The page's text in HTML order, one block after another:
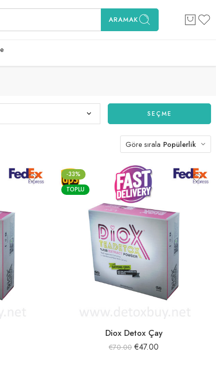
ARAMAK
SEÇME
Göre sırala Popülerlik
-33%
TOPLU
Diox Detox Çay
€70.00 €47.00